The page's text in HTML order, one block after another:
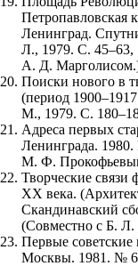
Петропавловская
Ленинград.
Л., 1979. С. 45–63,
А. Д.
Поиски нового в
(период
М., 1979. С.
Адреса первых
Ленинграда.
М. Ф.
Творческие связи
XX века.
Скандинавский
(Совместно с Б.
Первые советские
Москвы. 1981. №